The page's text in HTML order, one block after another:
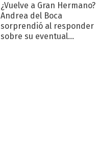
¿Vuelve a Gran Hermano?
Andrea del Boca
sorprendió al responder
sobre su eventual